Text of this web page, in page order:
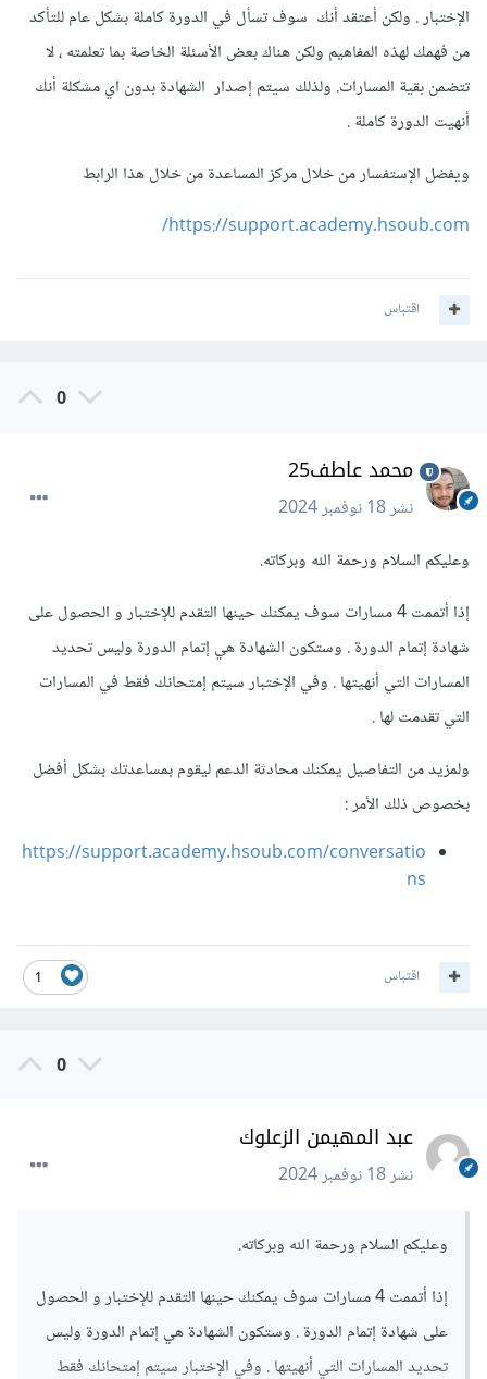
الإختبار . ولكن أعتقد أنك سوف تسأل في الدورة كاملة بشكل عام للتأكد
من فهمك لهذه المفاهيم ولكن هناك بعض الأسئلة الخاصة بما تعلمته ، لا
تتضمن بقية المسارات. ولذلك سيتم إصدار الشهادة بدون اي مشكلة أنك
أنهيت الدورة كاملة .
ويفضل الإستفسار من خلال مركز المساعدة من خلال هذا الرابط
https://support.academy.hsoub.com/
اقتباس
0
محمد عاطف25
نشر18 نوفمبر 2024
وعليكم السلام ورحمة الله وبركاته.
إذا أتممت 4 مسارات سوف يمكنك حينها التقدم للإختبار و الحصول على
شهادة إتمام الدورة . وستكون الشهادة هي إتمام الدورة وليس تحديد
المسارات التي أنهيتها . وفي الإختبار سيتم إمتحانك فقط في المسارات
التي تقدمت لها .
ولمزيد من التفاصيل يمكنك محادثة الدعم ليقوم بمساعدتك بشكل أفضل
بخصوص ذلك الأمر:
https://support.academy.hsoub.com/conversatio
ns
1 اقتباس
0
عبد المهيمن الزعلوك
نشر18 نوفمبر 2024
وعليكم السلام ورحمة الله وبركاته.
إذا أتممت 4 مسارات سوف يمكنك حينها التقدم للإختبار و الحصول
على شهادة إتمام الدورة . وستكون الشهادة هي إتمام الدورة وليس
تحديد المسارات التي أنهيتها . وفي الإختبار سيتم إمتحانك فقط